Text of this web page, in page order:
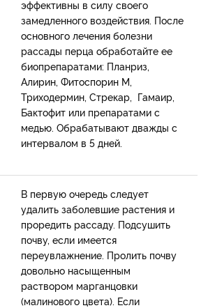
эффективны в силу своего
замедленного воздействия. После
основного лечения болезни
рассады перца обработайте ее
биопрепаратами: Планриз,
Алирин, Фитоспорин М,
Триходермин, Стрекар, Гамаир,
Бактофит или препаратами с
медью. Обрабатывают дважды с
интервалом в 5 дней.
В первую очередь следует
удалить заболевшие растения и
проредить рассаду. Подсушить
почву, если имеется
переувлажнение. Пролить почву
довольно насыщенным
раствором марганцовки
(малинового цвета). Если